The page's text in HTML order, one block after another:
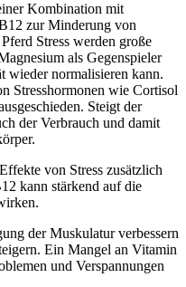
Kombination mit
zur Minderung von
Stress werden große
als Gegenspieler
wieder normalisieren kann.
Stresshormonen wie Cortisol
Steigt der
der Verbrauch und damit
von Stress zusätzlich
kann stärkend auf die
der Muskulatur verbessern
Ein Mangel an Vitamin
und Verspannungen